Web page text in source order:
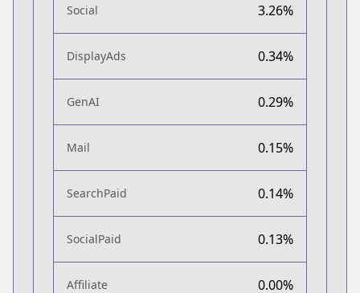
Social 3.26%
DisplayAds 0.34%
GenAI 0.29%
Mail 0.15%
SearchPaid 0.14%
SocialPaid 0.13%
Affiliate 0.00%